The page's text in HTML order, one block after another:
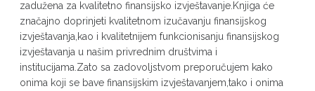
zadužena za kvalitetno finansijsko izvještavanje.Knjiga će
značajno doprinjeti kvalitetnom izučavanju finansijskog
izvještavanja,kao i kvalitetnijem funkcionisanju finansijskog
izvještavanja u našim privrednim društvima i
institucijama.Zato sa zadovoljstvom preporučujem kako
onima koji se bave finansijskim izvještavanjem,tako i onima